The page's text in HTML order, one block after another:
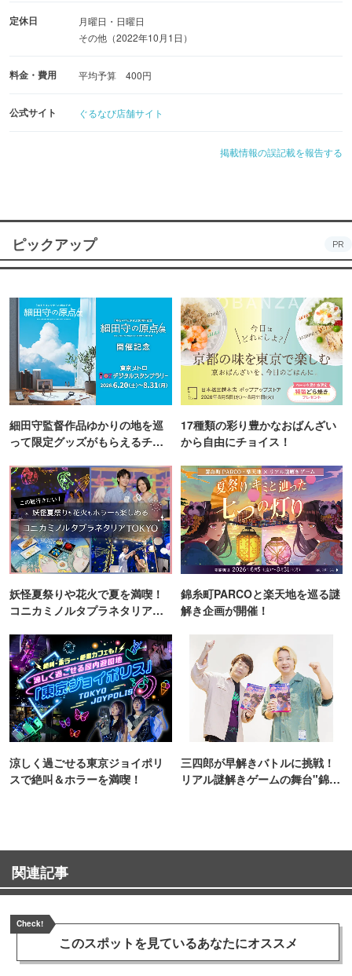
スイーツはバスクチーズケーキやプリンなど380円〜
ただし売切次第終了
定休日
月曜日・日曜日
その他（2022年10月1日）
料金・費用 平均予算 400円
公式サイト ぐるなび店舗サイト
掲載情報の誤記載を報告する
ピックアップ PR
細田守監督作品ゆかりの地を巡
って限定グッズがもらえるチャ
17種類の彩り豊かなおばんざい
から自由にチョイス！
妖怪夏祭りや花火で夏を満喫！
コニカミノルタプラネタリア
錦糸町PARCOと楽天地を巡る謎
解き企画が開催！
涼しく過ごせる東京ジョイポリ
スで絶叫＆ホラーを満喫！
三四郎が早解きバトルに挑戦！
リアル謎解きゲームの舞台"錦糸
関連記事
Check!
このスポットを見ているあなたにオススメ